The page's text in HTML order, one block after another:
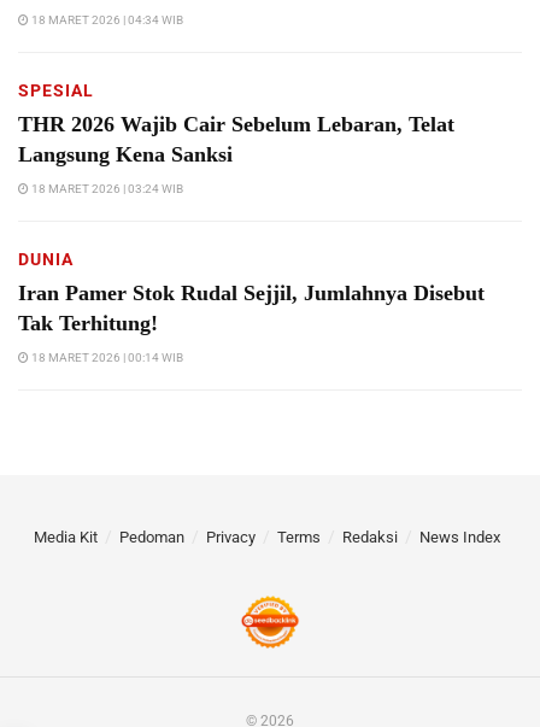
18 MARET 2026 | 04:34 WIB
SPESIAL
THR 2026 Wajib Cair Sebelum Lebaran, Telat
Langsung Kena Sanksi
18 MARET 2026 | 03:24 WIB
DUNIA
Iran Pamer Stok Rudal Sejjil, Jumlahnya Disebut
Tak Terhitung!
18 MARET 2026 | 00:14 WIB
Media Kit Pedoman Privacy Terms Redaksi News Index
© 2026